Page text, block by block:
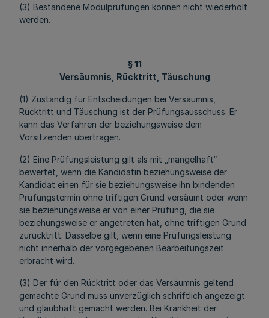
(3) Bestandene Modulprüfungen können nicht wiederholt
werden.
§ 11
Versäumnis, Rücktritt, Täuschung
(1) Zuständig für Entscheidungen bei Versäumnis,
Rücktritt und Täuschung ist der Prüfungsausschuss. Er
kann das Verfahren der beziehungsweise dem
Vorsitzenden übertragen.
(2) Eine Prüfungsleistung gilt als mit „mangelhaft“
bewertet, wenn die Kandidatin beziehungsweise der
Kandidat einen für sie beziehungsweise ihn bindenden
Prüfungstermin ohne triftigen Grund versäumt oder wenn
sie beziehungsweise er von einer Prüfung, die sie
beziehungsweise er angetreten hat, ohne triftigen Grund
zurücktritt. Dasselbe gilt, wenn eine Prüfungsleistung
nicht innerhalb der vorgegebenen Bearbeitungszeit
erbracht wird.
(3) Der für den Rücktritt oder das Versäumnis geltend
gemachte Grund muss unverzüglich schriftlich angezeigt
und glaubhaft gemacht werden. Bei Krankheit der